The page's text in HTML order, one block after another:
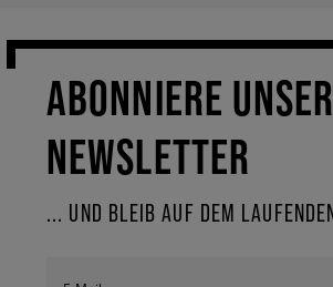
ABONNIERE
NEWSLETTER
... UND BLEIB AUF DEM